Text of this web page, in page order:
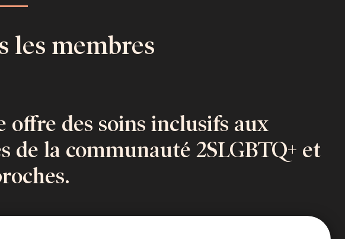
les membres
offre des soins inclusifs aux
de la communauté 2SLGBTQ+ et